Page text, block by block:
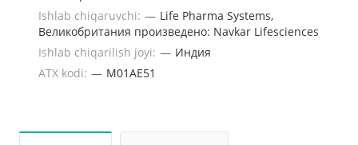
Ishlab chiqaruvchi: — Life Pharma Systems,
Великобритания произведено: Navkar Lifesciences
Ishlab chiqarilish joyi: — Индия
ATX kodi: — M01AE51